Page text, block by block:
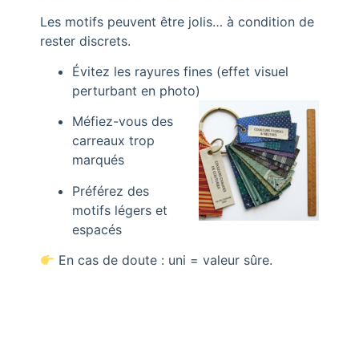
Les motifs peuvent être jolis… à condition de
rester discrets.
Évitez les rayures fines (effet visuel
perturbant en photo)
Méfiez-vous des
carreaux trop
marqués
Préférez des
motifs légers et
espacés
En cas de doute : uni = valeur sûre.